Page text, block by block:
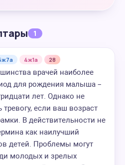
1
4ж1а 28
врачей наиболее
для рождения малыша –
лет. Однако не
тревогу, если ваш возраст
В действительности не
как наилучший
детей. Проблемы могут
молодых и зрелых